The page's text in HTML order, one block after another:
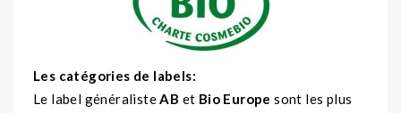
Les catégories de labels:
Le label généralisteAB et Bio Europe sont les plus